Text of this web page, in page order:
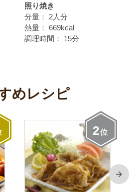
照り焼き
分量：
2人分
熱量： 669kcal
調理時間：
15分
めレシピ
2位
次